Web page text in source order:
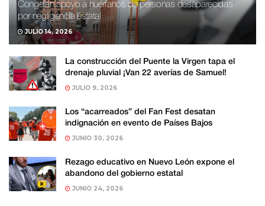
Congelan apoyo a huérfanos de personas desaparecidas
por negligencia estatal
JULIO 14, 2026
La construcción del Puente la Virgen tapa el
drenaje pluvial ¡Van 22 averías de Samuel!
JULIO 9, 2026
Los “acarreados” del Fan Fest desatan
indignación en evento de Países Bajos
JUNIO 30, 2026
Rezago educativo en Nuevo León expone el
abandono del gobierno estatal
JUNIO 24, 2026